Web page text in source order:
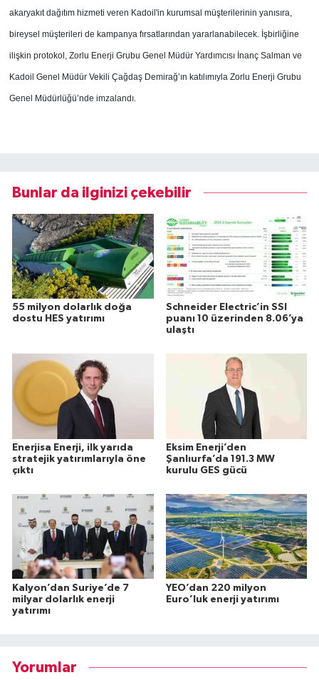
akaryakıt dağıtım hizmeti veren Kadoil'in kurumsal müşterilerinin yanısıra,
bireysel müşterileri de kampanya fırsatlarından yararlanabilecek. İşbirliğine
ilişkin protokol, Zorlu Enerji Grubu Genel Müdür Yardımcısı İnanç Salman ve
Kadoil Genel Müdür Vekili Çağdaş Demirağ’ın katılımıyla Zorlu Enerji Grubu
Genel Müdürlüğü’nde imzalandı.
Bunlar da ilginizi çekebilir
55 milyon dolarlık doğa
dostu HES yatırımı
Schneider Electric’in SSI
puanı 10 üzerinden 8.06’ya
ulaştı
Enerjisa Enerji, ilk yarıda
stratejik yatırımlarıyla öne
çıktı
Eksim Enerji’den
Şanlıurfa’da 191.3 MW
kurulu GES gücü
Kalyon’dan Suriye’de 7
milyar dolarlık enerji
yatırımı
YEO’dan 220 milyon
Euro’luk enerji yatırımı
Yorumlar